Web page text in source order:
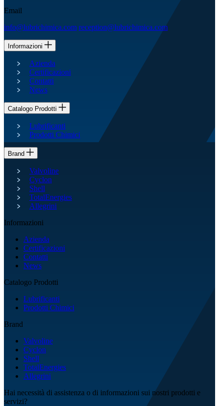
Email
info@lubrichimica.com reception@lubrichimica.com
Informazioni
Azienda
Certificazioni
Contatti
News
Catalogo Prodotti
Lubrificanti
Prodotti Chimici
Brand
Valvoline
Cyclon
Shell
TotalEnergies
Allegrini
Informazioni
Azienda
Certificazioni
Contatti
News
Catalogo Prodotti
Lubrificanti
Prodotti Chimici
Brand
Valvoline
Cyclon
Shell
TotalEnergies
Allegrini
Hai necessità di assistenza o di informazioni sui nostri prodotti e
servizi?